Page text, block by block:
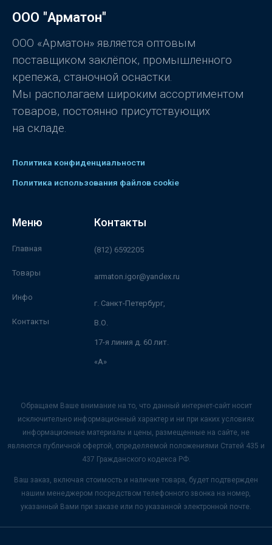
и
з
ООО "Арматон"
ООО «Арматон» является оптовым
поставщиком заклёпок, промышленного
крепежа, станочной оснастки.
Мы располагаем широким ассортиментом
товаров, постоянно присутствующих
на складе.
Политика конфиденциальности
Политика использования файлов cookie
Меню
Главная
Товары
Инфо
Контакты
Контакты
(812) 6592205
armaton.igor@yandex.ru
г. Санкт-Петербург,
В.О.
17-я линия д. 60 лит.
«А»
Обращаем Ваше внимание на то, что данный интернет-сайт носит
исключительно информационный характер и ни при каких условиях
информационные материалы и цены, размещенные на сайте, не
являются публичной офертой, определяемой положениями Статей 435 и
437 Гражданского кодекса РФ.
Ваш заказ, включая стоимость и наличие товара, будет подтвержден
нашим менеджером посредством телефонного звонка на номер,
указанный Вами при заказе или по указанной электронной почте.